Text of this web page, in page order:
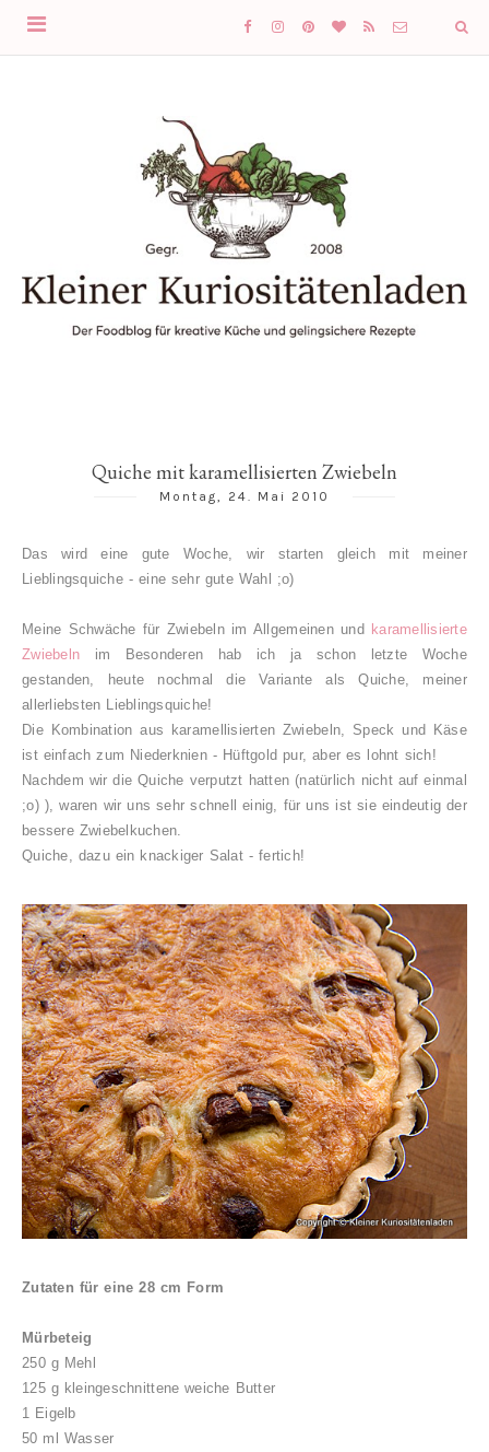
Quiche mit karamellisierten Zwiebeln
Montag, 24. Mai 2010
Das wird eine gute Woche, wir starten gleich mit meiner
Lieblingsquiche - eine sehr gute Wahl ;o)
Meine Schwäche für Zwiebeln im Allgemeinen und karamellisierte
Zwiebeln im Besonderen hab ich ja schon letzte Woche
gestanden, heute nochmal die Variante als Quiche, meiner
allerliebsten Lieblingsquiche!
Die Kombination aus karamellisierten Zwiebeln, Speck und Käse
ist einfach zum Niederknien - Hüftgold pur, aber es lohnt sich!
Nachdem wir die Quiche verputzt hatten (natürlich nicht auf einmal
;o) ), waren wir uns sehr schnell einig, für uns ist sie eindeutig der
bessere Zwiebelkuchen.
Quiche, dazu ein knackiger Salat - fertich!
Zutaten für eine 28 cm Form
Mürbeteig
250 g Mehl
125 g kleingeschnittene weiche Butter
1 Eigelb
50 ml Wasser